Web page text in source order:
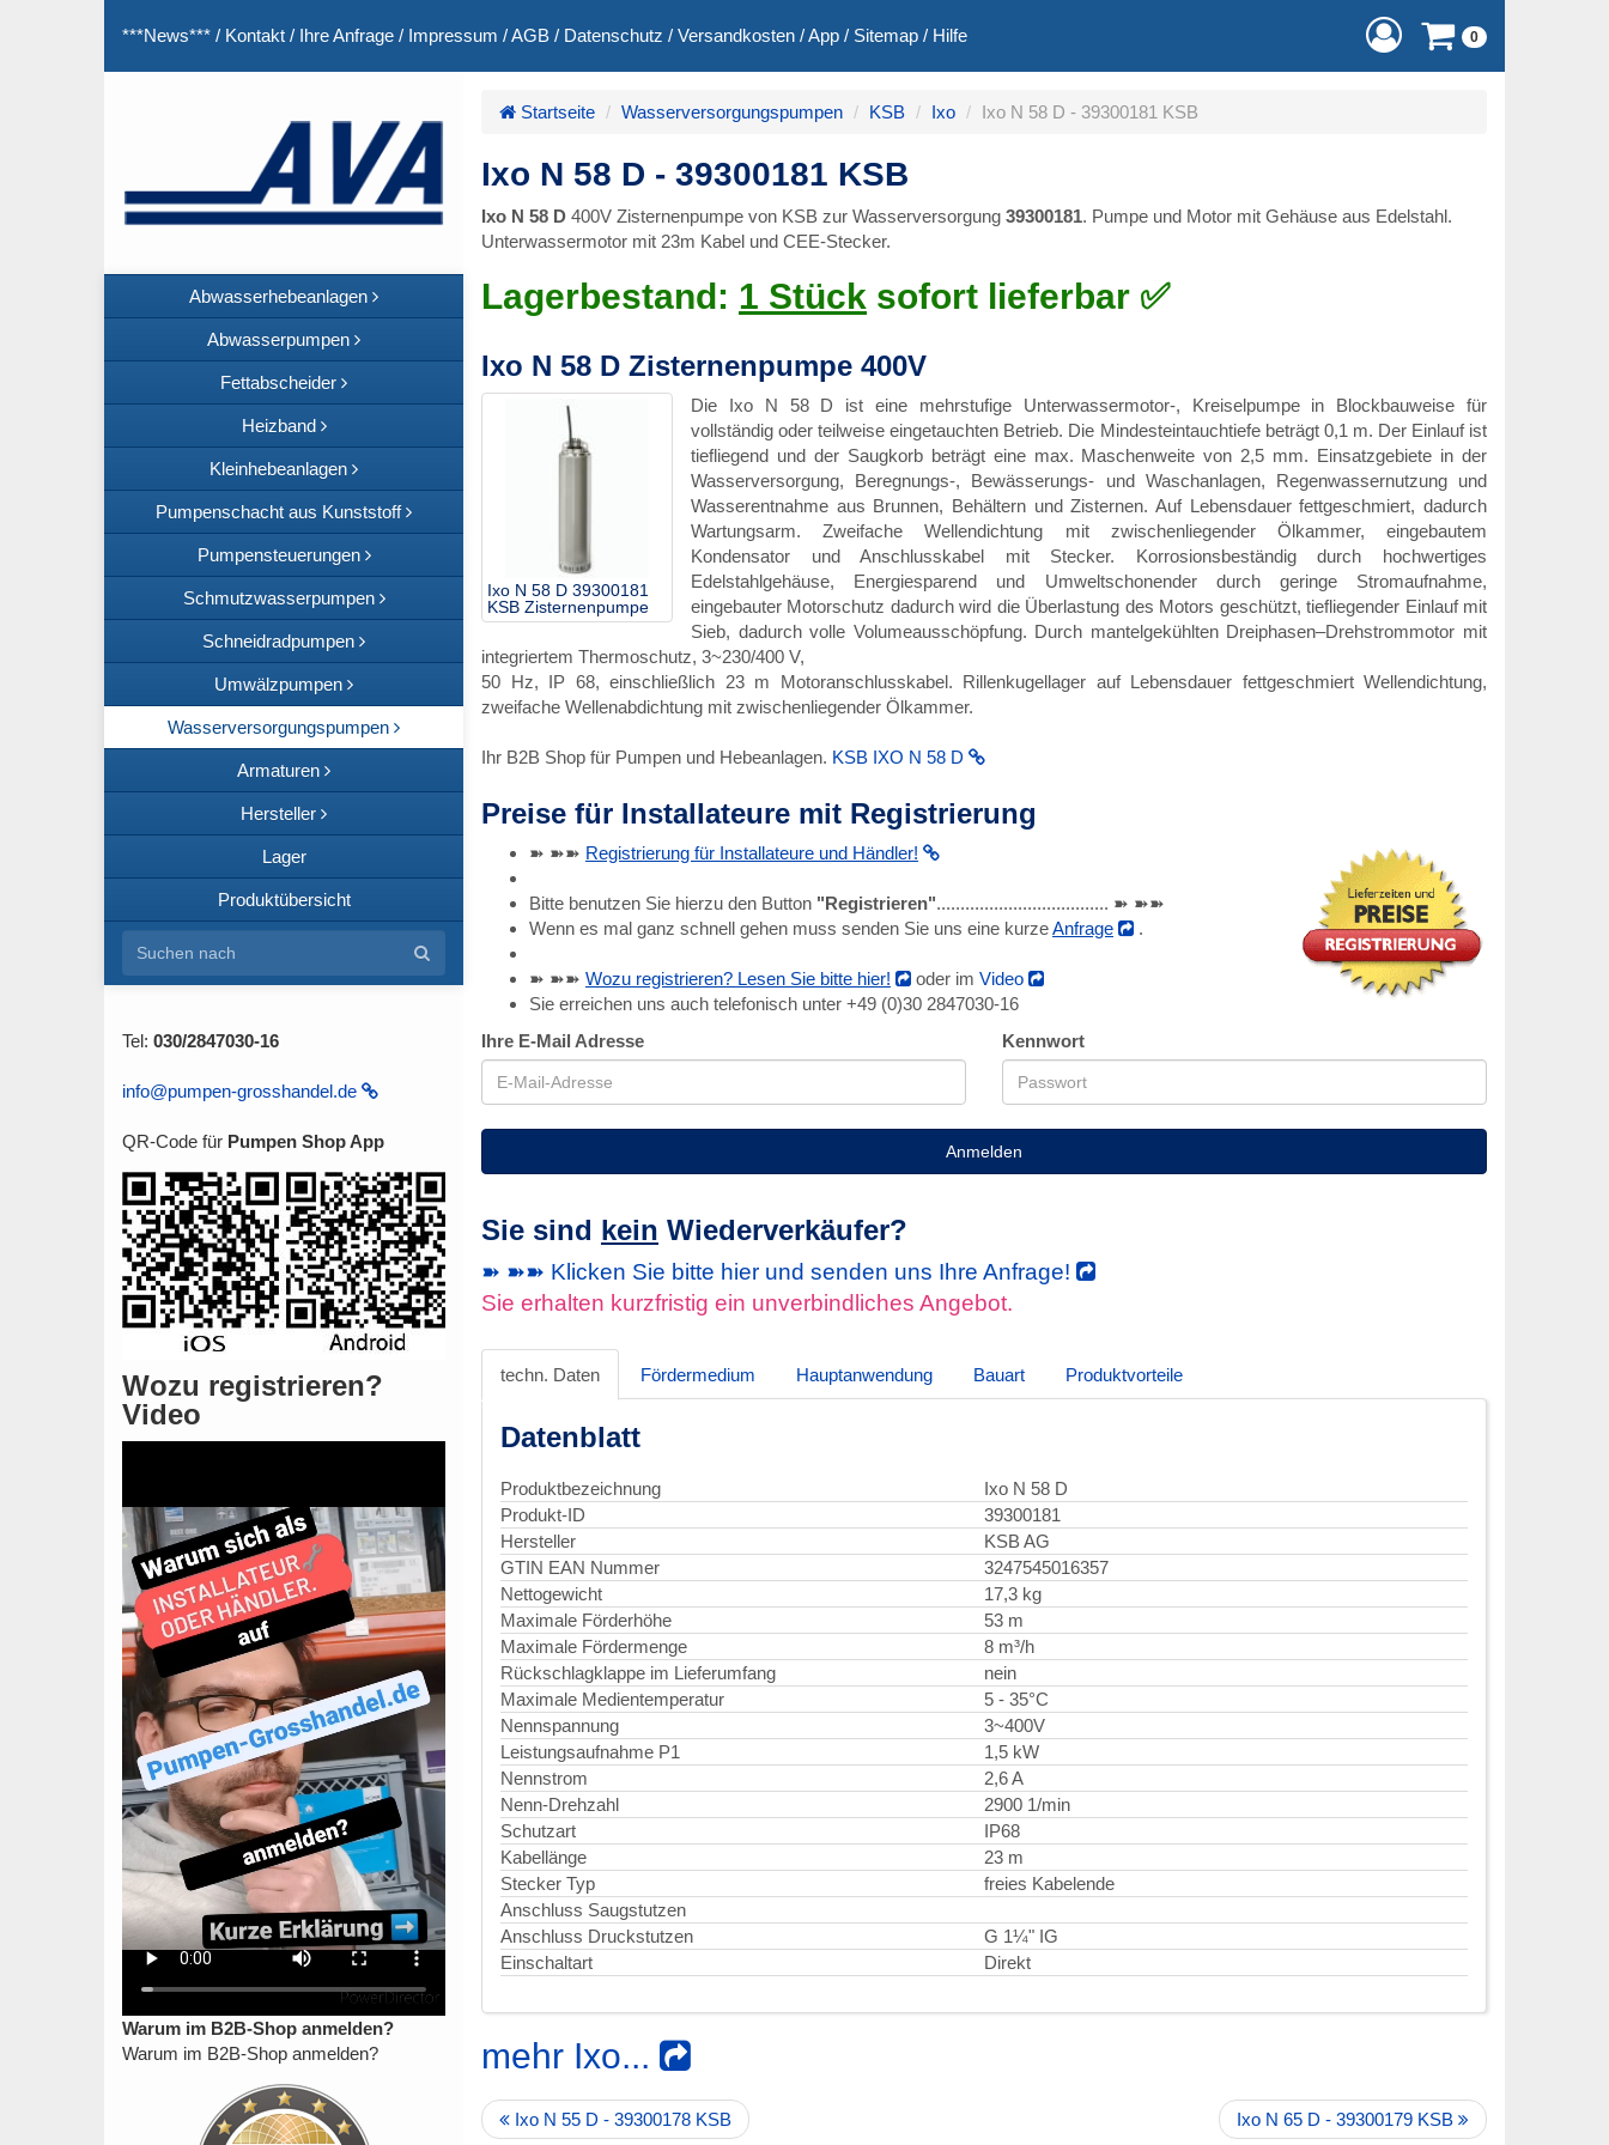
***News*** / Kontakt / Ihre Anfrage / Impressum /AGB / Datenschutz / Versandkosten /App / Sitemap / Hilfe 0
Abwasserhebeanlagen
Abwasserpumpen
Fettabscheider
Heizband
Kleinhebeanlagen
Pumpenschacht aus Kunststoff
Pumpensteuerungen
Schmutzwasserpumpen
Schneidradpumpen
Umwälzpumpen
Wasserversorgungspumpen
Armaturen
Hersteller
Lager
Produktübersicht
Tel: 030/2847030-16
info@pumpen-grosshandel.de
QR-Code für Pumpen Shop App
Wozu registrieren?
Video
Warum im B2B-Shop anmelden?
Warum im B2B-Shop anmelden?
Startseite Wasserversorgungspumpen KSB Ixo Ixo N 58 D - 39300181 KSB
Ixo N 58 D - 39300181 KSB
Ixo N 58 D 400V Zisternenpumpe von KSB zur Wasserversorgung 39300181. Pumpe und Motor mit Gehäuse aus Edelstahl.
Unterwassermotor mit 23m Kabel und CEE-Stecker.
Lagerbestand: 1 Stück sofort lieferbar ✅
Ixo N 58 D Zisternenpumpe 400V
Ixo N 58 D 39300181
KSB Zisternenpumpe
Die Ixo N 58 D ist eine mehrstufige Unterwassermotor-, Kreiselpumpe in Blockbauweise für
vollständig oder teilweise eingetauchten Betrieb. Die Mindesteintauchtiefe beträgt 0,1 m. Der Einlauf ist
tiefliegend und der Saugkorb beträgt eine max. Maschenweite von 2,5 mm. Einsatzgebiete in der
Wasserversorgung, Beregnungs-, Bewässerungs- und Waschanlagen, Regenwassernutzung und
Wasserentnahme aus Brunnen, Behältern und Zisternen. Auf Lebensdauer fettgeschmiert, dadurch
Wartungsarm. Zweifache Wellendichtung mit zwischenliegender Ölkammer, eingebautem
Kondensator und Anschlusskabel mit Stecker. Korrosionsbeständig durch hochwertiges
Edelstahlgehäuse, Energiesparend und Umweltschonender durch geringe Stromaufnahme,
eingebauter Motorschutz dadurch wird die Überlastung des Motors geschützt, tiefliegender Einlauf mit
Sieb, dadurch volle Volumeausschöpfung. Durch mantelgekühlten Dreiphasen–Drehstrommotor mit
integriertem Thermoschutz, 3~230/400 V,
50 Hz, IP 68, einschließlich 23 m Motoranschlusskabel. Rillenkugellager auf Lebensdauer fettgeschmiert Wellendichtung,
zweifache Wellenabdichtung mit zwischenliegender Ölkammer.
Ihr B2B Shop für Pumpen und Hebeanlagen. KSB IXO N 58 D
Preise für Installateure mit Registrierung
➽ ➽➽ Registrierung für Installateure und Händler!
Bitte benutzen Sie hierzu den Button "Registrieren".................................... ➽ ➽➽
Wenn es mal ganz schnell gehen muss senden Sie uns eine kurzeAnfrage .
➽ ➽➽ Wozu registrieren? Lesen Sie bitte hier! oder im Video
Sie erreichen uns auch telefonisch unter +49 (0)30 2847030-16
Ihre E-Mail Adresse
Kennwort
Anmelden
Sie sind kein Wiederverkäufer?
➽ ➽➽ Klicken Sie bitte hier und senden uns Ihre Anfrage!
Sie erhalten kurzfristig ein unverbindliches Angebot.
techn. Daten Fördermedium Hauptanwendung Bauart Produktvorteile
Datenblatt
Produktbezeichnung
Ixo N 58 D
Produkt-ID
39300181
Hersteller
KSB AG
GTIN EAN Nummer
3247545016357
Nettogewicht
17,3 kg
Maximale Förderhöhe
53 m
Maximale Fördermenge
8 m³/h
Rückschlagklappe im Lieferumfang
nein
Maximale Medientemperatur
5 - 35°C
Nennspannung
3~400V
Leistungsaufnahme P1
1,5 kW
Nennstrom
2,6 A
Nenn-Drehzahl
2900 1/min
Schutzart
IP68
Kabellänge
23 m
Stecker Typ
freies Kabelende
Anschluss Saugstutzen
Anschluss Druckstutzen
G 1¼" IG
Einschaltart
Direkt
mehr Ixo...
Ixo N 55 D - 39300178 KSB Ixo N 65 D - 39300179 KSB